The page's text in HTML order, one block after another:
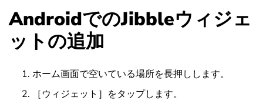
AndroidでのJibbleウィジェ
ットの追加
ホーム画面で空いている場所を長押しします。
［ウィジェット］をタップします。